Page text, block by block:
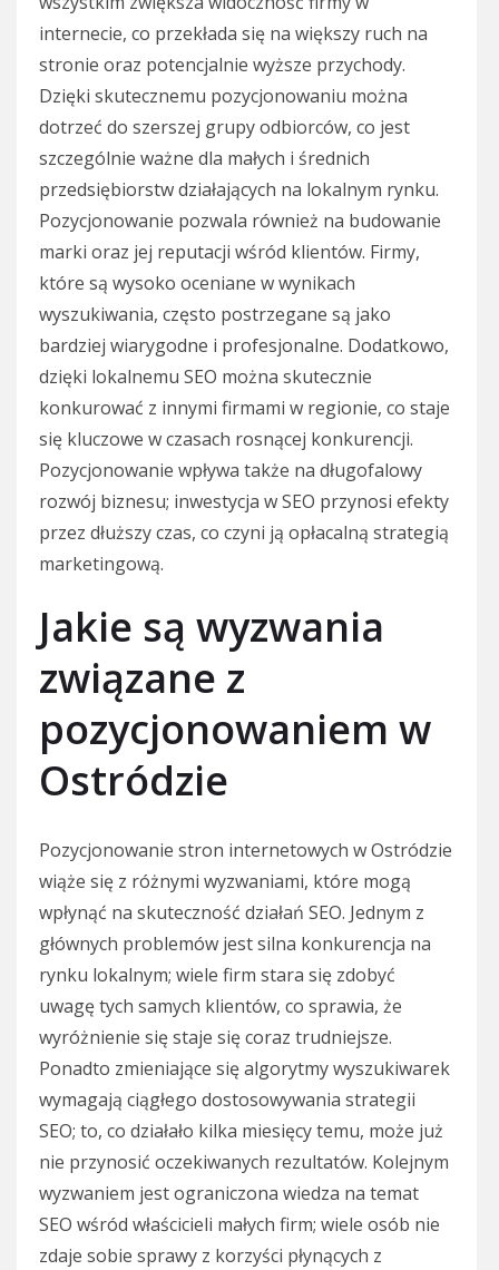
internecie, co przekłada się na większy ruch na
stronie oraz potencjalnie wyższe przychody.
Dzięki skutecznemu pozycjonowaniu można
dotrzeć do szerszej grupy odbiorców, co jest
szczególnie ważne dla małych i średnich
przedsiębiorstw działających na lokalnym rynku.
Pozycjonowanie pozwala również na budowanie
marki oraz jej reputacji wśród klientów. Firmy,
które są wysoko oceniane w wynikach
wyszukiwania, często postrzegane są jako
bardziej wiarygodne i profesjonalne. Dodatkowo,
dzięki lokalnemu SEO można skutecznie
konkurować z innymi firmami w regionie, co staje
się kluczowe w czasach rosnącej konkurencji.
Pozycjonowanie wpływa także na długofalowy
rozwój biznesu; inwestycja w SEO przynosi efekty
przez dłuższy czas, co czyni ją opłacalną strategią
marketingową.
Jakie są wyzwania
związane z
pozycjonowaniem w
Ostródzie
Pozycjonowanie stron internetowych w Ostródzie
wiąże się z różnymi wyzwaniami, które mogą
wpłynąć na skuteczność działań SEO. Jednym z
głównych problemów jest silna konkurencja na
rynku lokalnym; wiele firm stara się zdobyć
uwagę tych samych klientów, co sprawia, że
wyróżnienie się staje się coraz trudniejsze.
Ponadto zmieniające się algorytmy wyszukiwarek
wymagają ciągłego dostosowywania strategii
SEO; to, co działało kilka miesięcy temu, może już
nie przynosić oczekiwanych rezultatów. Kolejnym
wyzwaniem jest ograniczona wiedza na temat
SEO wśród właścicieli małych firm; wiele osób nie
zdaje sobie sprawy z korzyści płynących z